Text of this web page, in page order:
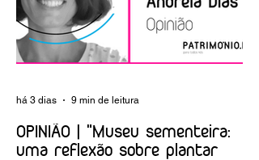
OPINIÃO | "Museu sementeira:
uma reflexão sobre plantar
há 3 dias 9 min de leitura